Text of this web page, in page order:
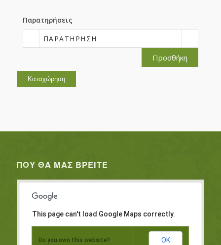
Παρατηρήσεις
ΠΑΡΑΤΉΡΗΣΗ
Προσθήκη
ΠΟΥ ΘΑ ΜΑΣ ΒΡΕΊΤΕ
This page can't load Google Maps correctly.
Do you own this website? OK